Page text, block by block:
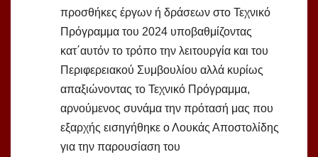
προσθήκες έργων ή δράσεων στο Τεχνικό
Πρόγραμμα του 2024 υποβαθμίζοντας
κατ΄αυτόν το τρόπο την λειτουργία και του
Περιφερειακού Συμβουλίου αλλά κυρίως
απαξιώνοντας το Τεχνικό Πρόγραμμα,
αρνούμενος συνάμα την πρότασή μας που
εξαρχής εισηγήθηκε ο Λουκάς Αποστολίδης
για την παρουσίαση του